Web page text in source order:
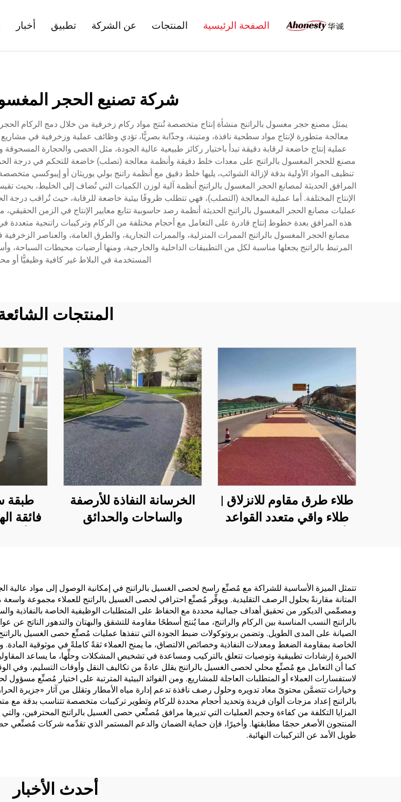
الصفحة الرئيسية المنتجات عن الشركة تطبيق أخبار
شركة تصنيع الحجر
يمثل مصنع حجر مغسول بالراتنج منشأة إنتاج متخصصة تُنتج مواد ركام زخرفية من خلال دمج الركام
معالجة متطورة لإنتاج مواد سطحية نافذة، ومتينة، وجذّابة بصريًّا، تؤدي وظائف عملية وزخرفية في مشاريع
عملية إنتاج خاضعة لرقابة دقيقة تبدأ باختيار ركائز طبيعية عالية الجودة، مثل الحصى والحجارة
مصنع للحجر المغسول بالراتنج على معدات خلط دقيقة وأنظمة معالجة (تصلب) خاضعة للتحكم في درجة
تنظيف المواد الأولية بدقة لإزالة الشوائب، يليها خلط دقيق مع أنظمة راتنج بولي يوريثان أو إيبوكسي
المرافق الحديثة لمصانع الحجر المغسول بالراتنج أنظمة آلية لوزن الكميات التي تُضاف إلى الخليط، بحيث
الإنتاج المختلفة. أما عملية المعالجة (التصلب)، فهي تتطلب ظروفًا بيئية خاضعة للرقابة، حيث تُراقب درجة
عمليات مصانع الحجر المغسول بالراتنج الحديثة أنظمة رصد حاسوبية تتابع معايير الإنتاج في الزمن
هذه المرافق بعدة خطوط إنتاج قادرة على التعامل مع أحجام مختلفة من الركام وتركيبات راتنجية
مصانع الحجر المغسول بالراتنج الممرات المنزلية، والممرات التجارية، والطرق العامة، والعناصر
المرتبط بالراتنج يجعلها مناسبة لكل من التطبيقات الداخلية والخارجية، ومنها أرضيات محيطات السباحة،
المستخدمة في البلاط غير كافية وظيفيًّا أو
المنتجات
طلاء طرق مقاوم للانزلاق |
طلاء واقي متعدد القواعد
الخرسانة النفاذة للأرصفة
والساحات والحدائق
الإسفنجية
طبقة
فائقة
تتمثل الميزة الأساسية للشراكة مع مُصنِّع راسخ لحصى الغسيل بالراتنج في إمكانية الوصول إلى مواد عالية
المتانة مقارنةً بحلول الرصف التقليدية. ويوفِّر مُصنِّع احترافي لحصى الغسيل بالراتنج للعملاء مجموعة واسعة
ومصمِّمي الديكور من تحقيق أهداف جمالية محددة مع الحفاظ على المتطلبات الوظيفية الخاصة بالنفاذية
بالراتنج النسب المناسبة بين الركام والراتنج، مما يُنتج أسطحًا مقاومة للتشقق والبهتان والتدهور
الصيانة على المدى الطويل. وتضمن بروتوكولات ضبط الجودة التي تنفذها عمليات مُصنِّع حصى الغسيل
الخاصة بمقاومة الضغط ومعدلات النفاذية وخصائص الالتصاق، ما يمنح العملاء ثقةً كاملةً في موثوقية
الخبرة إرشادات تطبيقية وتوصيات تتعلق بالتركيب ومساعدة في تشخيص المشكلات وحلِّها، ما يساعد
كما أن التعامل مع مُصنِّع محلي لحصى الغسيل بالراتنج يقلل عادةً من تكاليف النقل وأوقات التسليم، وفي
لاستفسارات العملاء أو المتطلبات العاجلة للمشاريع. ومن الفوائد البيئية المترتبة على اختيار مُصنِّع
وخيارات تتضمَّن محتوىً معاد تدويره وحلول رصف نافذة تدعم إدارة مياه الأمطار وتقلل من آثار «جزيرة
بالراتنج إعداد مزجات ألوان فريدة وتحديد أحجام محددة للركام وتطوير تركيبات متخصصة تتناسب بدقة مع
المزايا التكلفة من كفاءة وحجم العمليات التي تديرها مرافق مُصنِّعي حصى الغسيل بالراتنج المحترفين،
المنتجون الأصغر حجمًا مطابقتها. وأخيرًا، فإن حماية الضمان والدعم المستمر الذي تقدِّمه شركات مُصنِّعي
طويل الأمد عن التركيبات النهائية.
أحدث الأخبار